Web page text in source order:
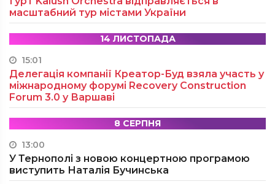
масштабний тур містами України
14 ЛИСТОПАДА
15:01
Делегація компанії Креатор-Буд взяла участь у
міжнародному форумі Recovery Construction
Forum 3.0 у Варшаві
8 СЕРПНЯ
13:00
У Тернополі з новою концертною програмою
виступить Наталія Бучинська